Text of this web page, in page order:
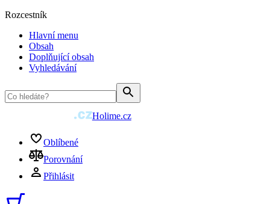
Rozcestník
Hlavní menu
Obsah
Doplňující obsah
Vyhledávání
Holime.cz
Oblíbené
Porovnání
Přihlásit